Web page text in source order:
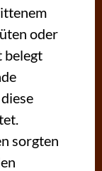
oder
belegt
sorgten